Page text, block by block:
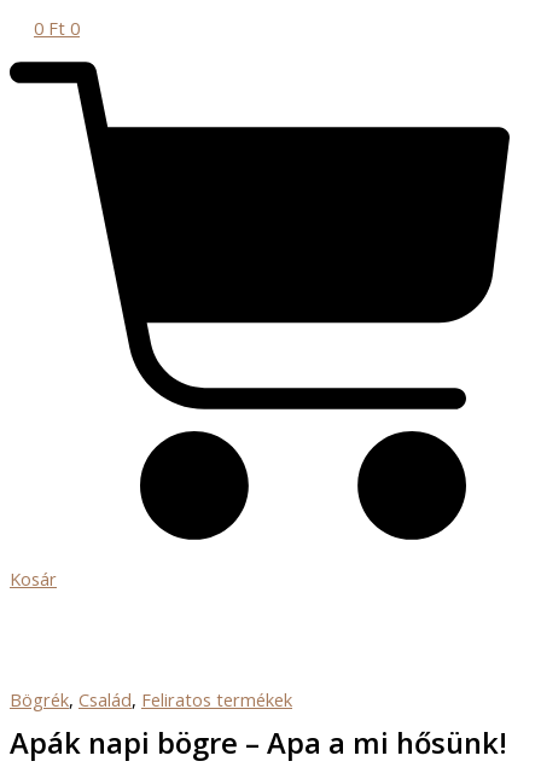
0 Ft 0
Kosár
Bögrék, Család, Feliratos termékek
Apák napi bögre – Apa a mi hősünk!